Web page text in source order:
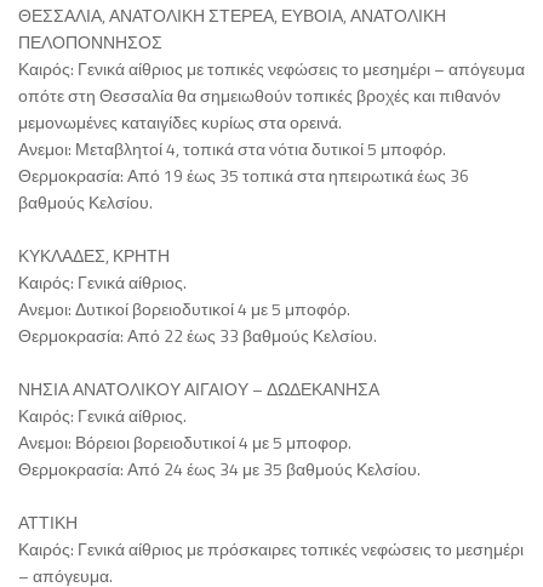
ΘΕΣΣΑΛΙΑ, ΑΝΑΤΟΛΙΚΗ ΣΤΕΡΕΑ, ΕΥΒΟΙΑ, ΑΝΑΤΟΛΙΚΗ
ΠΕΛΟΠΟΝΝΗΣΟΣ
Καιρός: Γενικά αίθριος με τοπικές νεφώσεις το μεσημέρι – απόγευμα
οπότε στη Θεσσαλία θα σημειωθούν τοπικές βροχές και πιθανόν
μεμονωμένες καταιγίδες κυρίως στα ορεινά.
Ανεμοι: Μεταβλητοί 4, τοπικά στα νότια δυτικοί 5 μποφόρ.
Θερμοκρασία: Από 19 έως 35 τοπικά στα ηπειρωτικά έως 36
βαθμούς Κελσίου.
ΚΥΚΛΑΔΕΣ, ΚΡΗΤΗ
Καιρός: Γενικά αίθριος.
Ανεμοι: Δυτικοί βορειοδυτικοί 4 με 5 μποφόρ.
Θερμοκρασία: Από 22 έως 33 βαθμούς Κελσίου.
ΝΗΣΙΑ ΑΝΑΤΟΛΙΚΟΥ ΑΙΓΑΙΟΥ – ΔΩΔΕΚΑΝΗΣΑ
Καιρός: Γενικά αίθριος.
Ανεμοι: Βόρειοι βορειοδυτικοί 4 με 5 μποφορ.
Θερμοκρασία: Από 24 έως 34 με 35 βαθμούς Κελσίου.
ΑΤΤΙΚΗ
Καιρός: Γενικά αίθριος με πρόσκαιρες τοπικές νεφώσεις το μεσημέρι
– απόγευμα.